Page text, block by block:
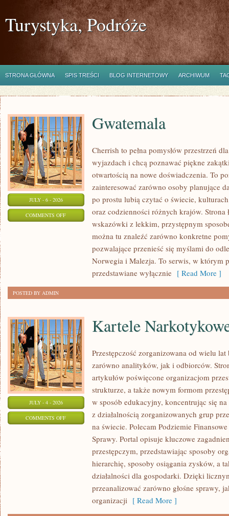
Turystyka, Podróże
STRONA GŁÓWNA SPIS TREŚCI BLOG INTERNETOWY ARCHIWUM
JULY - 6 - 2026
COMMENTS OFFON
GWATEMALA
Gwatemala
Cherrish to pełna pomysłów przestrzeń
wyjazdach i chcą poznawać piękne
otwartością na nowe doświadczenia. To
zainteresować zarówno osoby planujące
po prostu lubią czytać o świecie,
oraz codzienności różnych krajów. Strona
wskazówki z lekkim, przystępnym
można tu znaleźć zarówno konkretne
pozwalające przenieść się myślami do
Norwegia i Malezja. To serwis, w którym
przedstawiane wyłącznie [ Read More ]
POSTED BY ADMIN
JULY - 4 - 2026
COMMENTS OFFON
NARKOTYKOWE
Kartele
Przestępczość zorganizowana od wielu
zarówno analityków, jak i odbiorców.
artykułów poświęcone organizacjom
strukturze, a także nowym formom
w sposób edukacyjny, koncentrując się
z działalnością zorganizowanych grup
na świecie. Polecam Podziemie
Sprawy. Portal opisuje kluczowe
przestępczym, przedstawiając sposoby
hierarchię, sposoby osiągania zysków, a
działalności dla gospodarki. Dzięki
przeanalizować zarówno głośne sprawy,
organizacji [ Read More ]